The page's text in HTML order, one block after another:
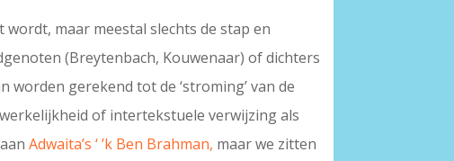
maar meestal slechts de stap en
(Breytenbach, Kouwenaar) of dichters
gerekend tot de ‘stroming’ van de
of intertekstuele verwijzing als
aanAdwaita’s ‘ ’k Ben Brahman, maar we zitten